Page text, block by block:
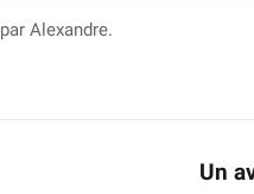
par Alexandre.
Un